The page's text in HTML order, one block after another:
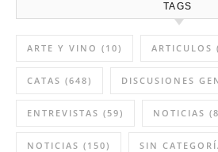
TAGS
ARTE Y VINO (10) ARTICULOS
CATAS (648) DISCUSIONES
ENTREVISTAS (59) NOTICIAS
NOTICIAS (150) SIN